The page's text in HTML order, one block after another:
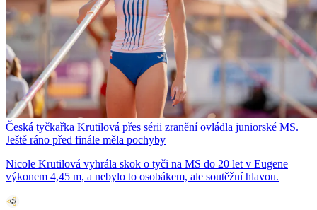
Česká tyčkařka Krutilová přes sérii zranění ovládla juniorské MS.
Ještě ráno před finále měla pochyby
Nicole Krutilová vyhrála skok o tyči na MS do 20 let v Eugene
výkonem 4,45 m, a nebylo to osobákem, ale soutěžní hlavou.